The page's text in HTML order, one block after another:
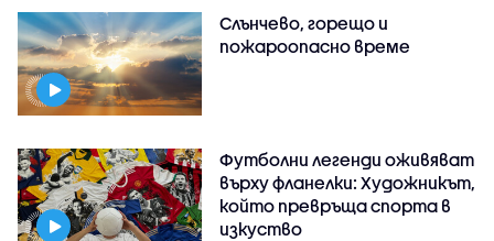
Слънчево, горещо и
пожароопасно време
Футболни легенди оживяват
върху фланелки: Художникът,
който превръща спорта в
изкуство